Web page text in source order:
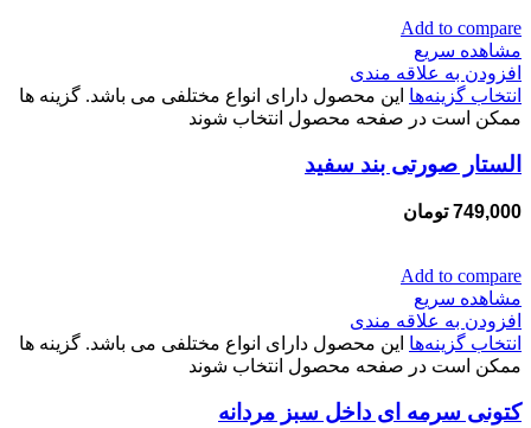
Add to compare
مشاهده سریع
افزودن به علاقه مندی
انتخاب گزینه‌ها این محصول دارای انواع مختلفی می باشد. گزینه ها
ممکن است در صفحه محصول انتخاب شوند
الستار صورتی بند سفید
749,000 تومان
Add to compare
مشاهده سریع
افزودن به علاقه مندی
انتخاب گزینه‌ها این محصول دارای انواع مختلفی می باشد. گزینه ها
ممکن است در صفحه محصول انتخاب شوند
کتونی سرمه ای داخل سبز مردانه